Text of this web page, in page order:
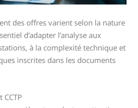
des offres varient selon la nature
d’adapter l’analyse aux
à la complexité technique et
inscrites dans les documents